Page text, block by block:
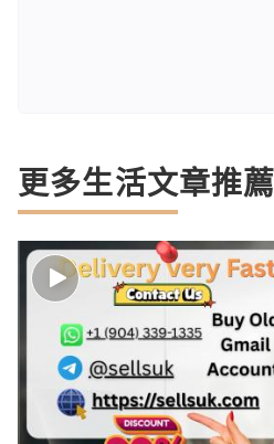
更多生活文章推薦